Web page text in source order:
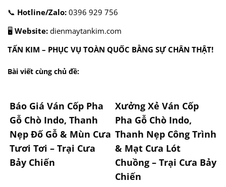
📞 Hotline/Zalo: 0396 929 756
🖥️ Website: dienmaytankim.com
TẤN KIM – PHỤC VỤ TOÀN QUỐC BẰNG SỰ CHÂN THẬT!
Bài viết cùng chủ đề:
Báo Giá Ván Cốp Pha
Gỗ Chò Indo, Thanh
Nẹp Đố Gỗ & Mùn Cưa
Tươi Tơi – Trại Cưa
Bảy Chiến
Xưởng Xẻ Ván Cốp
Pha Gỗ Chò Indo,
Thanh Nẹp Công Trình
& Mạt Cưa Lót
Chuồng – Trại Cưa Bảy
Chiến